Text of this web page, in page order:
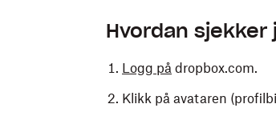
Hvordan
Logg på dropbox.com.
Klikk på avataren